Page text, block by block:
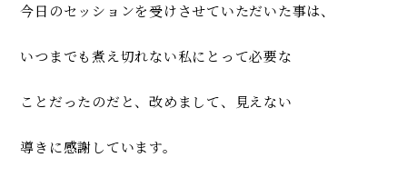
今日のセッションを受けさせていただいた事は、
いつまでも煮え切れない私にとって必要な
ことだったのだと、改めまして、見えない
導きに感謝しています。